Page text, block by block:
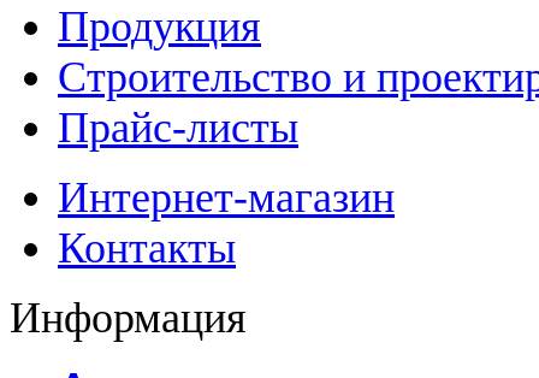
Продукция
Строительство и
Прайс-листы
Интернет-магазин
Контакты
Информация